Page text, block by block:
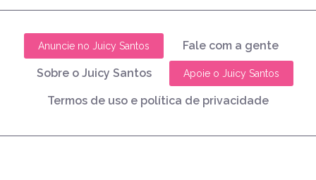
Anuncie no Juicy Santos Fale com a gente
Sobre o Juicy Santos Apoie o Juicy Santos
Termos de uso e política de privacidade